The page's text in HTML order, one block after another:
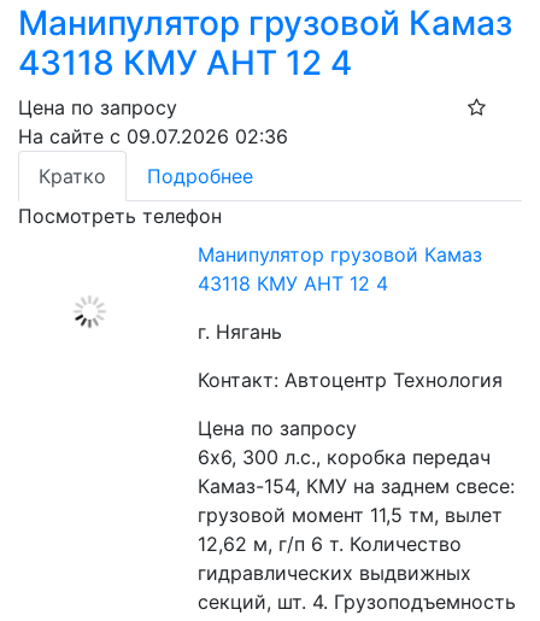
Манипулятор грузовой Камаз
43118 КМУ АНТ 12 4
Цена по запросу
На сайте с 09.07.2026 02:36
Кратко
Подробнее
Посмотреть телефон
Манипулятор грузовой Камаз
43118 КМУ АНТ 12 4
г. Нягань
Контакт: Автоцентр Технология
Цена по запросу
6х6, 300 л.с., коробка передач
Камаз-154, КМУ на заднем свесе:
грузовой момент 11,5 тм, вылет
12,62 м, г/п 6 т. Количество
гидравлических выдвижных
секций, шт. 4. Грузоподъемность